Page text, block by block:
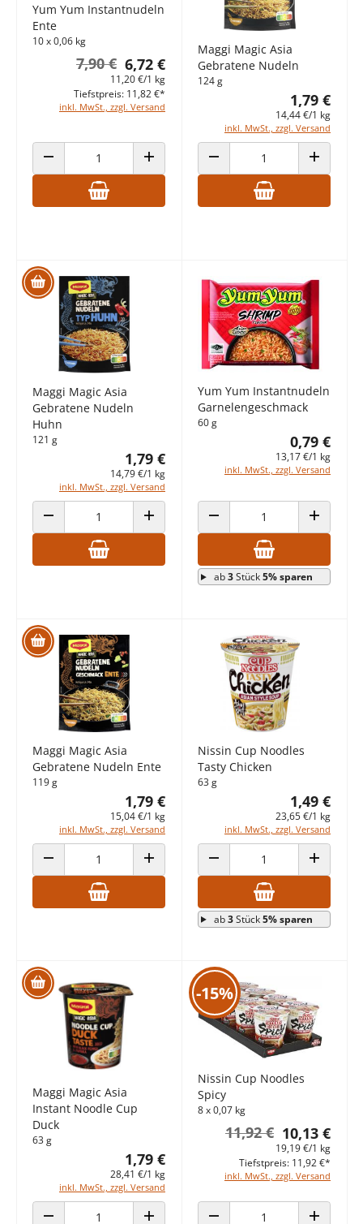
Yum Yum Instantnudeln
Ente
10 x 0,06 kg
6,72 €
7,90 €
11,20 €/1 kg
inkl. MwSt., zzgl. Versand
Tiefstpreis: 11,82 €*
ANZAHL VERRINGERN ANZAHL ERHÖHEN
Maggi Magic Asia
Gebratene Nudeln
124 g
1,79 €
14,44 €/1 kg
inkl. MwSt., zzgl. Versand
ANZAHL VERRINGERN ANZAHL
Maggi Magic Asia
Gebratene Nudeln
Huhn
121 g
1,79 €
14,79 €/1 kg
inkl. MwSt., zzgl. Versand
ANZAHL VERRINGERN ANZAHL ERHÖHEN
Yum Yum Instantnudeln
Garnelengeschmack
60 g
0,79 €
13,17 €/1 kg
inkl. MwSt., zzgl. Versand
ANZAHL VERRINGERN ANZAHL
ab3Stück5% sparen
Maggi Magic Asia
Gebratene Nudeln Ente
119 g
1,79 €
15,04 €/1 kg
inkl. MwSt., zzgl. Versand
ANZAHL VERRINGERN ANZAHL ERHÖHEN
Nissin Cup Noodles
Tasty Chicken
63 g
1,49 €
23,65 €/1 kg
inkl. MwSt., zzgl. Versand
ANZAHL VERRINGERN ANZAHL
ab3Stück5% sparen
Maggi Magic Asia
Instant Noodle Cup
Duck
63 g
1,79 €
28,41 €/1 kg
inkl. MwSt., zzgl. Versand
-15%
Nissin Cup Noodles
Spicy
8 x 0,07 kg
10,13 €
11,92 €
19,19 €/1 kg
inkl. MwSt., zzgl. Versand
Tiefstpreis: 11,92 €*